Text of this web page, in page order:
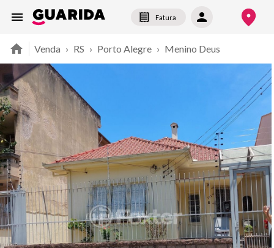
Fatura
Venda › RS › Porto Alegre › Menino Deus